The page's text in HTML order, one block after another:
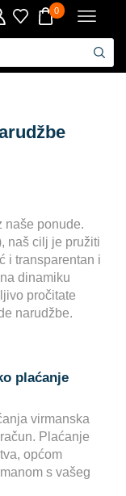
0
naše ponude.
naš cilj je pružiti
i transparentan i
dinamiku
pročitate
narudžbe.
plaćanje
virmanska
Plaćanje
općom
s vašeg